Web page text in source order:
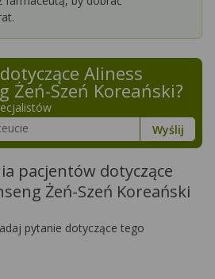
Aliness
Żeń-Szeń Koreański?
o zdrowiu
Wyślij
pacjentów dotyczące
Żeń-Szeń Koreański
pytanie dotyczące tego